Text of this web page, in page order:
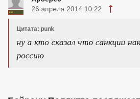
26 апреля 2014 10:22
Цитата: punk
ну а кто сказал что санкции
россию